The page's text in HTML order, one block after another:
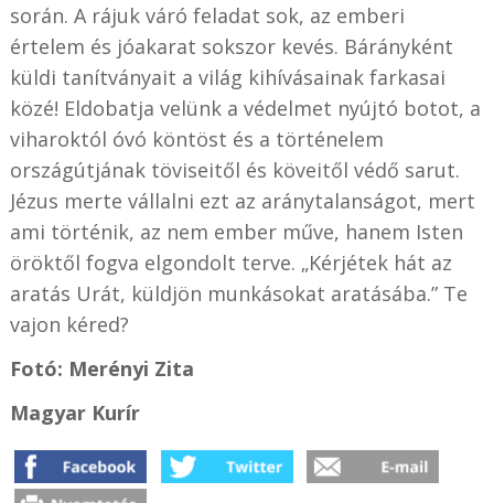
során. A rájuk váró feladat sok, az emberi
értelem és jóakarat sokszor kevés. Bárányként
küldi tanítványait a világ kihívásainak farkasai
közé! Eldobatja velünk a védelmet nyújtó botot, a
viharoktól óvó köntöst és a történelem
országútjának töviseitől és köveitől védő sarut.
Jézus merte vállalni ezt az aránytalanságot, mert
ami történik, az nem ember műve, hanem Isten
öröktől fogva elgondolt terve. „Kérjétek hát az
aratás Urát, küldjön munkásokat aratásába.” Te
vajon kéred?
Fotó: Merényi Zita
Magyar Kurír